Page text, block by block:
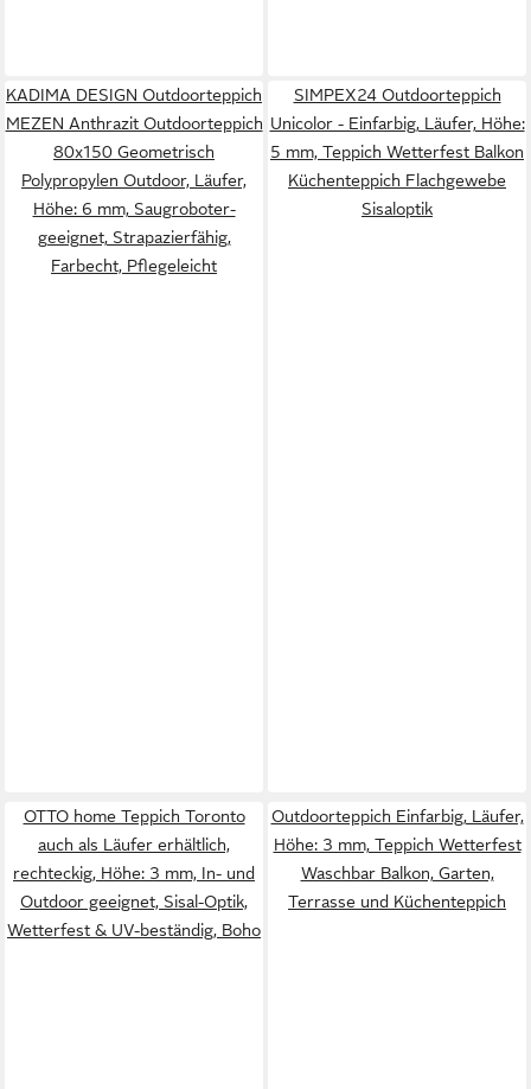
KADIMA DESIGN Outdoorteppich
MEZEN Anthrazit Outdoorteppich
80x150 Geometrisch
Polypropylen Outdoor, Läufer,
Höhe: 6 mm, Saugroboter-
geeignet, Strapazierfähig,
Farbecht, Pflegeleicht
SIMPEX24 Outdoorteppich
Unicolor - Einfarbig, Läufer, Höhe:
5 mm, Teppich Wetterfest Balkon
Küchenteppich Flachgewebe
Sisaloptik
OTTO home Teppich Toronto
auch als Läufer erhältlich,
rechteckig, Höhe: 3 mm, In- und
Outdoor geeignet, Sisal-Optik,
Wetterfest & UV-beständig, Boho
Outdoorteppich Einfarbig, Läufer,
Höhe: 3 mm, Teppich Wetterfest
Waschbar Balkon, Garten,
Terrasse und Küchenteppich